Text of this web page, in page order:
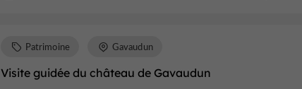
Visite guidée du château de Gavaudun
Patrimoine Gavaudun